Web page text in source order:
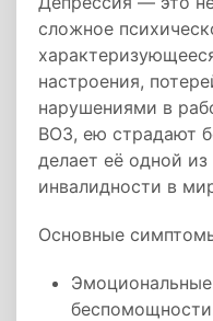
сложное
настроения,
нарушениями в
ВОЗ, ею страдают
делает её одной
инвалидности в
Основные